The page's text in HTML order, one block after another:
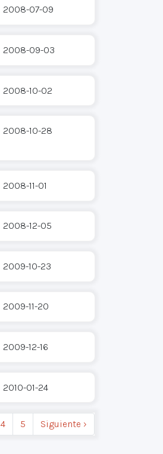
2008-07-09
2008-09-03
2008-10-02
2008-10-28
2008-11-01
2008-12-05
2009-10-23
2009-11-20
2009-12-16
2010-01-24
4 5 Siguiente ›